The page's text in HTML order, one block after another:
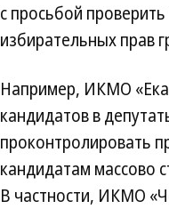
с просьбой
избирательных прав
Например, ИКМО
кандидатов в
проконтролировать
кандидатам массово
В частности, ИКМО